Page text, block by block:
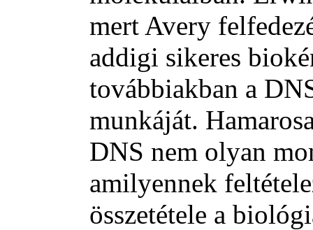
mert Avery
addigi sikeres
továbbiakban a
munkáját.
DNS nem olyan
amilyennek
összetétele a